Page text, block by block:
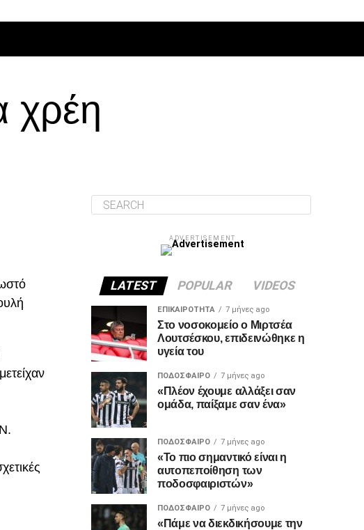
χρέη
ADVERTISEMENT
LATEST POPULAR VIDEOS
ΕΠΙΚΑΙΡΌΤΗΤΑ 7 μήνες ago
Στο νοσοκομείο ο Μιρτσέα
Λουτσέσκου, επιδεινώθηκε η
υγεία του
ΠΟΔΌΣΦΑΙΡΟ 7 μήνες ago
«Πλέον έχουμε αλλάξει σαν
ομάδα, παίξαμε σαν ένα»
ΠΟΔΌΣΦΑΙΡΟ 7 μήνες ago
«Το πιο σημαντικό είναι η
αυτοπεποίθηση των
ποδοσφαιριστών»
ΠΟΔΌΣΦΑΙΡΟ 7 μήνες ago
«Πάμε να διεκδικήσουμε την